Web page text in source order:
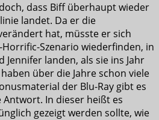
dass Biff überhaupt wieder
landet. Da er die
hat, müsste er sich
Szenario wiederfinden, in
landen, als sie ins Jahr
über die Jahre schon viele
der Blu-Ray gibt es
In dieser heißt es
gezeigt werden sollte, wie